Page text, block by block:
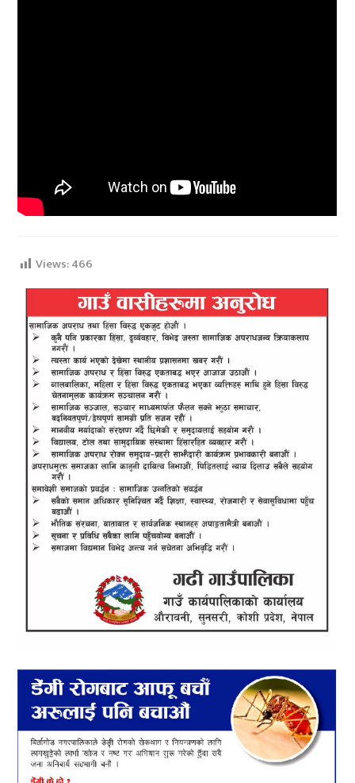
Views:466